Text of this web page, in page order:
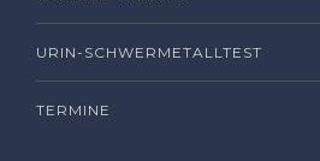
URIN-SCHWERMETALLTEST
TERMINE